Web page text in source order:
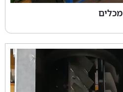
מכלים